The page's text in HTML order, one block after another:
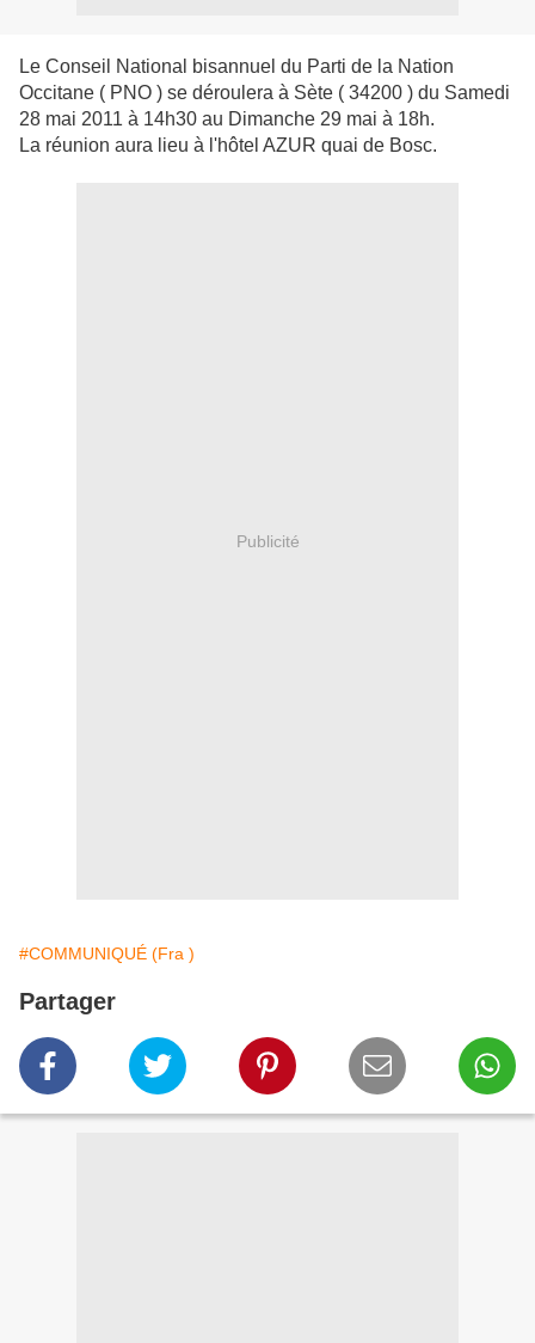
Le Conseil National bisannuel du Parti de la Nation
Occitane ( PNO ) se déroulera à Sète ( 34200 ) du Samedi
28 mai 2011 à 14h30 au Dimanche 29 mai à 18h.
La réunion aura lieu à l'hôtel AZUR quai de Bosc.
Publicité
#COMMUNIQUÉ (Fra )
Partager